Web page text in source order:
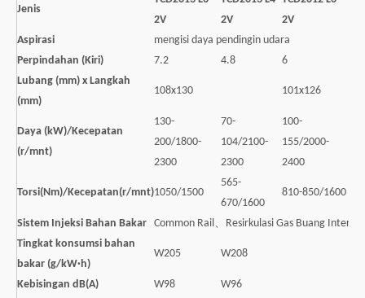
Jenis
2V
2V
2V
Aspirasi
mengisi daya pendingin udara
Perpindahan (Kiri)
7.2 4.8 6
Lubang (mm) x Langkah
(mm)
108x130 101x126
Daya (kW)/Kecepatan
(r/mnt)
130-
200/1800-
2300
70-
104/2100-
2300
100-
155/2000-
2400
Torsi(Nm)/Kecepatan(r/mnt)1050/1500
565-
670/1600
810-850/1600
Sistem Injeksi Bahan Bakar Common Rail、Resirkulasi Gas Buang Internal
Tingkat konsumsi bahan
bakar (g/kW·h)
W205 W208
Kebisingan dB(A) W98 W96